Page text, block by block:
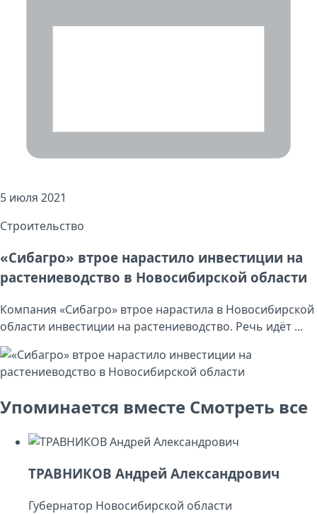
5 июля 2021
Строительство
«Сибагро» втрое нарастило инвестиции на
растениеводство в Новосибирской области
Компания «Сибагро» втрое нарастила в Новосибирской
области инвестиции на растениеводство. Речь идёт ...
Упоминается вместе Смотреть все
ТРАВНИКОВ Андрей Александрович
Губернатор Новосибирской области